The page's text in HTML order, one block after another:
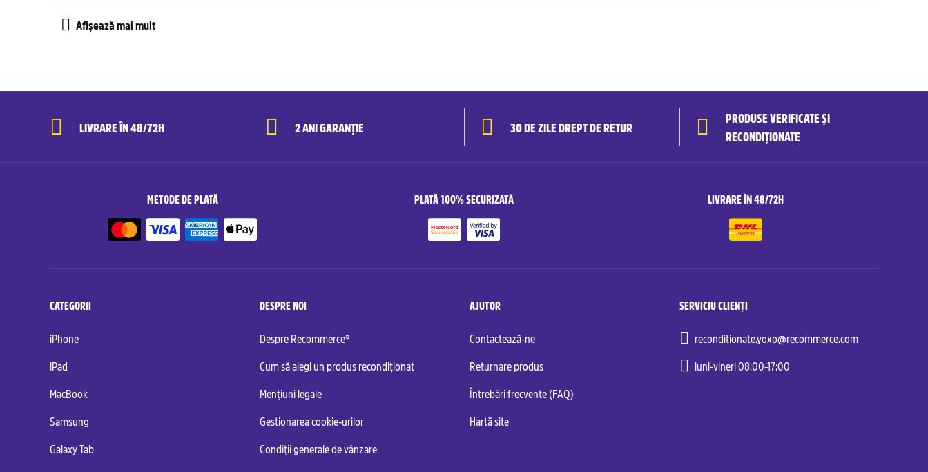
LIVRARE ÎN 48/72H 2 ANI GARANȚIE 30 DE ZILE DREPT DE RETUR
PRODUSE VERIFICATE ȘI
RECONDIȚIONATE
METODE DE PLATĂ PLATĂ 100% SECURIZATĂ LIVRARE ÎN 48/72H
CATEGORII
iPhone
iPad
MacBook
Samsung
Galaxy Tab
DESPRE NOI
Despre Recommerce®
Cum să alegi un produs recondiționat
Mențiuni legale
Gestionarea cookie-urilor
Condiții generale de vânzare
AJUTOR
Contactează-ne
Returnare produs
Întrebări frecvente (FAQ)
Hartă site
SERVICIU CLIENȚI
reconditionate.yoxo@recommerce.com
luni-vineri 08:00-17:00